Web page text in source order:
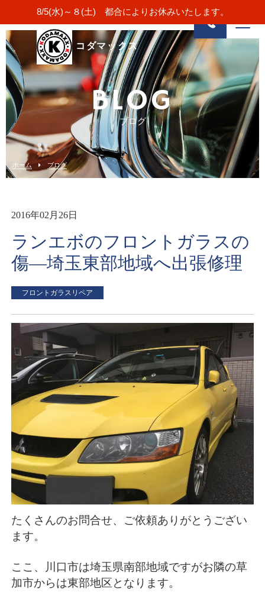
8/5(水)～８(土) 都合によりお休みいたします。
コダマックス
BLOG
ブログ
ホーム ブログ
2016年02月26日
ランエボのフロントガラスの
傷―埼玉東部地域へ出張修理
フロントガラスリペア
たくさんのお問合せ、ご依頼ありがとうござい
ます。
ここ、川口市は埼玉県南部地域ですがお隣の草
加市からは東部地区となります。